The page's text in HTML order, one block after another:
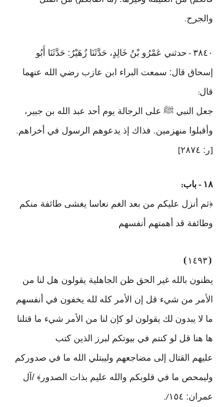
والجرح.
٣٨٤٠ - حدثني عَمْرُو بْنُ خَالِدٍ، حَدَّثَنَا زُهَيْرٌ: حَدَّثَنَا أَبُو
إسحاق قال: سمعت البراء ابن عازب رضي الله عنهما
قال:
جعل النبي ﷺ على الرجالة يوم أحد عبد الله بن جبير،
وأقبلوا منهزمين. فذاك إذ يدعوهم الرسول في أخراهم.
[ر: ٢٨٧٤ ]
١٨ - باب:
﴿ثم أنزل عليكم من بعد الغم نعاسا يغشى طائفة منكم
وطائفة قد أهمتهم أنفسهم
⦗١٤٩٣ ⦘
يظنون بالله غير الحق ظن الجاهلية يقولون هل لنا من
الأمر من شيء قل إن الأمر كله لله يخفون في أنفسهم
ما لا يبدون لك يقولون لو كإن لنا من الأمر شيء ما قتلنا
ها هنا قل لو كنتم في بيوتكم لبرز الذين كتب
عليهم القتال إلى مضاجعهم وليبتلي الله ما في صدوركم
وليمحص ما في قلوبكم والله عليم بذات الصدور﴾ /آل
عمران: ١٥٤
/.